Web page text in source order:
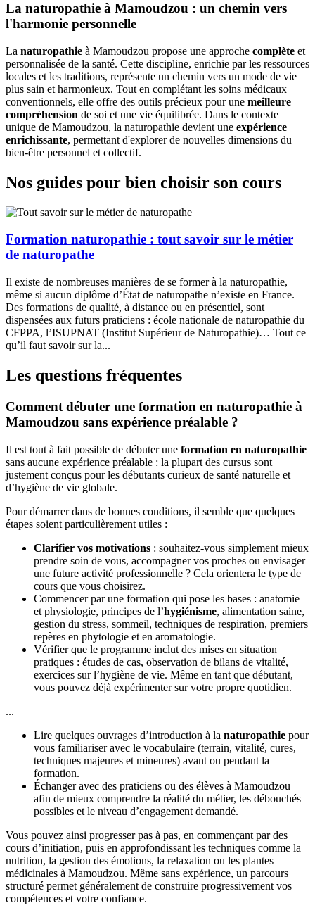
La naturopathie à Mamoudzou : un chemin vers
l'harmonie personnelle
La naturopathie à Mamoudzou propose une approche complète et
personnalisée de la santé. Cette discipline, enrichie par les ressources
locales et les traditions, représente un chemin vers un mode de vie
plus sain et harmonieux. Tout en complétant les soins médicaux
conventionnels, elle offre des outils précieux pour une meilleure
compréhension de soi et une vie équilibrée. Dans le contexte
unique de Mamoudzou, la naturopathie devient une expérience
enrichissante, permettant d'explorer de nouvelles dimensions du
bien-être personnel et collectif.
Nos guides pour bien choisir son cours
Formation naturopathie : tout savoir sur le métier
de naturopathe
Il existe de nombreuses manières de se former à la naturopathie,
même si aucun diplôme d’État de naturopathe n’existe en France.
Des formations de qualité, à distance ou en présentiel, sont
dispensées aux futurs praticiens : école nationale de naturopathie du
CFPPA, l’ISUPNAT (Institut Supérieur de Naturopathie)… Tout ce
qu’il faut savoir sur la...
Les questions fréquentes
Comment débuter une formation en naturopathie à
Mamoudzou sans expérience préalable ?
Il est tout à fait possible de débuter une formation en naturopathie
sans aucune expérience préalable : la plupart des cursus sont
justement conçus pour les débutants curieux de santé naturelle et
d’hygiène de vie globale.
Pour démarrer dans de bonnes conditions, il semble que quelques
étapes soient particulièrement utiles :
Clarifier vos motivations : souhaitez-vous simplement mieux
prendre soin de vous, accompagner vos proches ou envisager
une future activité professionnelle ? Cela orientera le type de
cours que vous choisirez.
Commencer par une formation qui pose les bases : anatomie
et physiologie, principes de l’hygiénisme, alimentation saine,
gestion du stress, sommeil, techniques de respiration, premiers
repères en phytologie et en aromatologie.
Vérifier que le programme inclut des mises en situation
pratiques : études de cas, observation de bilans de vitalité,
exercices sur l’hygiène de vie. Même en tant que débutant,
vous pouvez déjà expérimenter sur votre propre quotidien.
...
Lire quelques ouvrages d’introduction à la naturopathie pour
vous familiariser avec le vocabulaire (terrain, vitalité, cures,
techniques majeures et mineures) avant ou pendant la
formation.
Échanger avec des praticiens ou des élèves à Mamoudzou
afin de mieux comprendre la réalité du métier, les débouchés
possibles et le niveau d’engagement demandé.
Vous pouvez ainsi progresser pas à pas, en commençant par des
cours d’initiation, puis en approfondissant les techniques comme la
nutrition, la gestion des émotions, la relaxation ou les plantes
médicinales à Mamoudzou. Même sans expérience, un parcours
structuré permet généralement de construire progressivement vos
compétences et votre confiance.